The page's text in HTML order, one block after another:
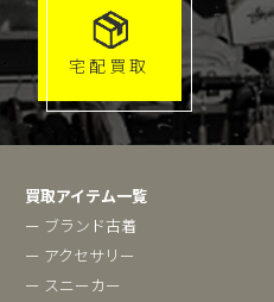
宅配買取
買取アイテム一覧
ー ブランド古着
ー アクセサリー
ー スニーカー